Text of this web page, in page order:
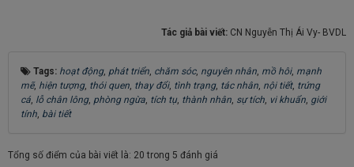
Tác giả bài viết: CN Nguyễn Thị Ái Vy- BVDL
Tags: hoạt động, phát triển, chăm sóc, nguyên nhân, mồ hôi, mạnh
mẽ, hiện tượng, thói quen, thay đổi, tình trạng, tác nhân, nội tiết, trứng
cá, lỗ chân lông, phòng ngừa, tích tụ, thành nhân, sự tích, vi khuẩn, giới
tính, bài tiết
Tổng số điểm của bài viết là: 20 trong 5 đánh giá